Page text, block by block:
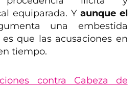
equiparada. Y aunque el
una embestida
que las acusaciones en
tiempo.
contra Cabeza de